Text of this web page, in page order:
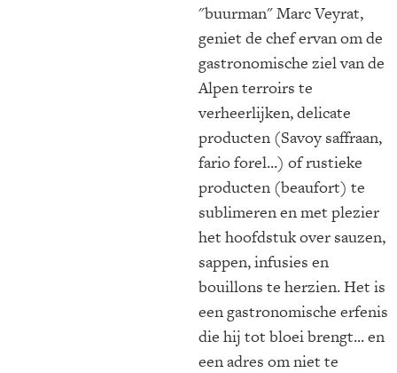
"buurman" Marc Veyrat,
geniet de chef ervan om de
gastronomische ziel van de
Alpen terroirs te
verheerlijken, delicate
producten (Savoy saffraan,
fario forel...) of rustieke
producten (beaufort) te
sublimeren en met plezier
het hoofdstuk over sauzen,
sappen, infusies en
bouillons te herzien. Het is
een gastronomische erfenis
die hij tot bloei brengt... en
een adres om niet te